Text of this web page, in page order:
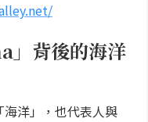
」背後的海洋
洋」，也代表人與